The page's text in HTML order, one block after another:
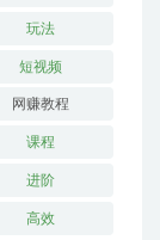
玩法
短视频
网赚教程
课程
进阶
高效